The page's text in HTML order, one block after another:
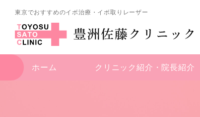
東京でおすすめのイボ治療・イボ取りレーザー
ホーム クリニック紹介・ 院長紹介